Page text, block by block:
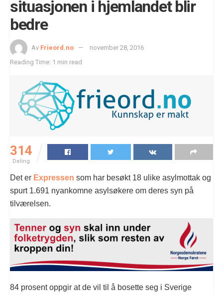
situasjonen i hjemlandet blir
bedre
Av Frieord.no
november 28, 2016
Reading Time: 1 min read
314
Deling
Det er Expressen som har besøkt 18 ulike asylmottak og
spurt 1.691 nyankomne asylsøkere om deres syn på
tilværelsen.
84 prosent oppgir at de vil til å bosette seg i Sverige